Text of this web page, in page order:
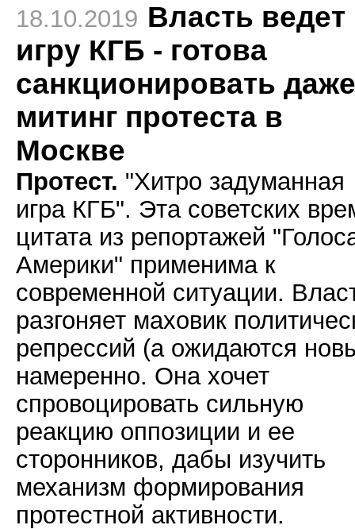
18.10.2019 Власть ведет
игру КГБ - готова
санкционировать даже
митинг протеста в
Москве
Протест. "Хитро задуманная
игра КГБ". Эта советских
цитата из репортажей
Америки" применима к
современной ситуации.
разгоняет маховик
репрессий (а ожидаются
намеренно. Она хочет
спровоцировать сильную
реакцию оппозиции и ее
сторонников, дабы изучить
механизм формирования
протестной активности.